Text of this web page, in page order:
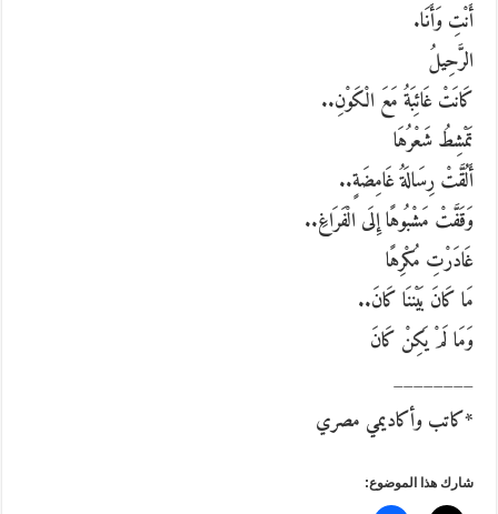
أَنْتِ وَأَنَا.
الرَّحِيلُ
كَانَتْ غَائِبَةُ مَعَ الْكَوْنِ..
تَمْشِطُ شَعْرُهَا
أَلُقَّتْ رِسَالَةُ غَامِضَةٍ..
وَقَفَّتْ مَشْبُوهًا إِلَى الْفَرَاغِ..
غَادَرْتِ مُكْرِهًا
مَا كَانَ بَيْننَا كَانَ..
وَمَا لَمْ يَكِنْ كَانَ
________
*كاتب وأكاديمي مصري
شارك هذا الموضوع: